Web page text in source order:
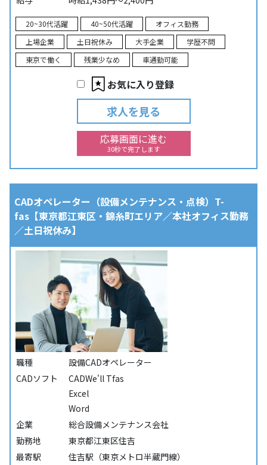
20~30代活躍 40~50代活躍
オフィス勤務
上場企業
土日祝休み 大手企業
学歴不問
東京で働く
残業少なめ 車通勤可能
お気に入り登録
求人を見る
応募画面に進む
30秒で完了します
CADオペレーター（設備メンテナンス・点検）T-
fas【東京都江東区・錦糸町エリア／本社オフィス勤務
／土日祝休み】
職種
設備CADオペレーター
CADソフト
CADWe'll Tfas
Excel
Word
企業
総合設備メンテナンス会社
勤務地
東京都江東区住吉
最寄駅
住吉駅（東京メトロ半蔵門線）